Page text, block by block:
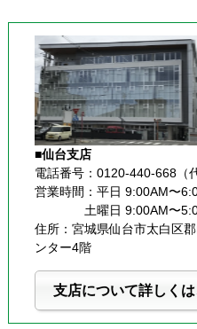
■仙台支店
電話番号：0120-440-668（
営業時間：平日 9:00AM〜
土曜日 9:00AM
住所：宮城県仙台市太白区
ンター4階
支店について詳しく